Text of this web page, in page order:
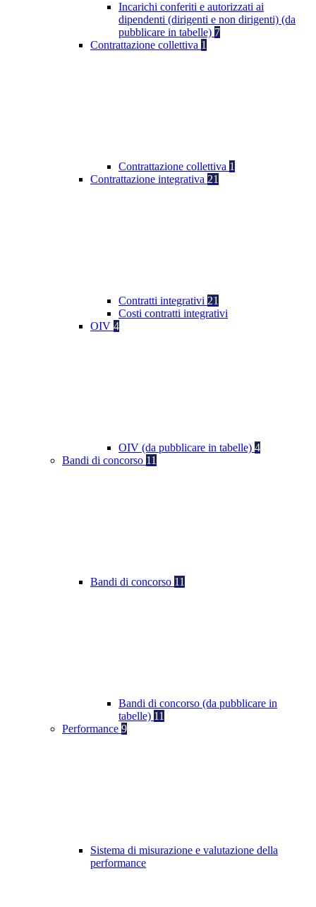
Incarichi conferiti e autorizzati ai
dipendenti (dirigenti e non dirigenti) (da
pubblicare in tabelle) 7
Contrattazione collettiva 1
Contrattazione collettiva 1
Contrattazione integrativa 21
Contratti integrativi 21
Costi contratti integrativi
OIV 4
OIV (da pubblicare in tabelle) 4
Bandi di concorso 11
Bandi di concorso 11
Bandi di concorso (da pubblicare in
tabelle) 11
Performance 9
Sistema di misurazione e valutazione della
performance